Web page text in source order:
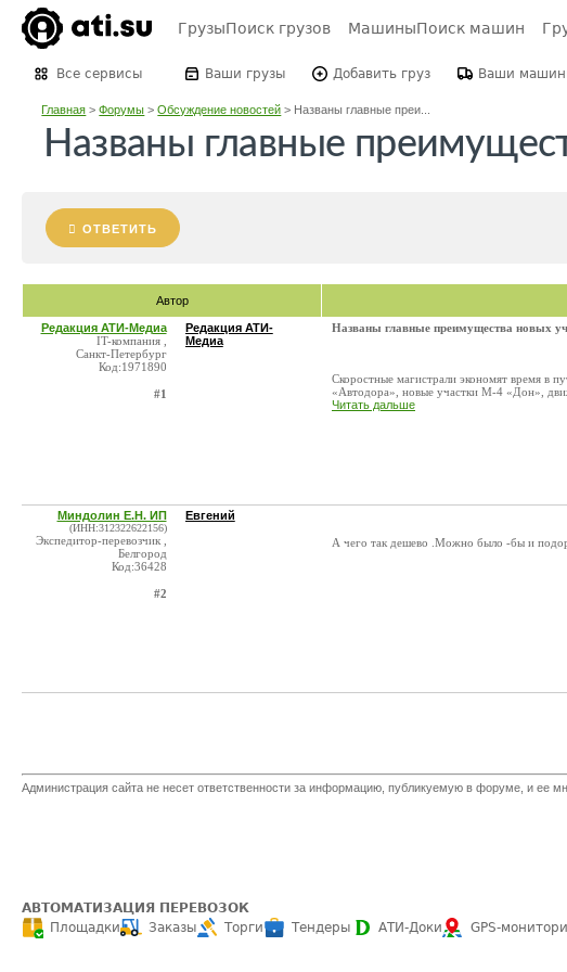
ГрузыПоиск грузов МашиныПоиск машин
Все сервисы Ваши грузы Добавить груз Ваши
Главная >Форумы >Обсуждение новостей > Названы главные преи...
Названы главные
ОТВЕТИТЬ
Автор
Редакция АТИ-Медиа
IT-компания ,
Санкт-Петербург
Код:1971890
#1
Редакция АТИ-
Медиа
Названы главные преимущества новых
Скоростные магистрали экономят время в
«Автодора», новые участки М-4 «Дон»,
Читать дальше
Миндолин Е.Н. ИП
(ИНН:312322622156)
Экспедитор-перевозчик ,
Белгород
Код:36428
#2
Евгений
А чего так дешево .Можно было -бы и
Администрация сайта не несет ответственности за информацию, публикуемую в форуме, и ее
АВТОМАТИЗАЦИЯ ПЕРЕВОЗОК
Площадки
Заказы Торги Тендеры АТИ-Доки GPS-